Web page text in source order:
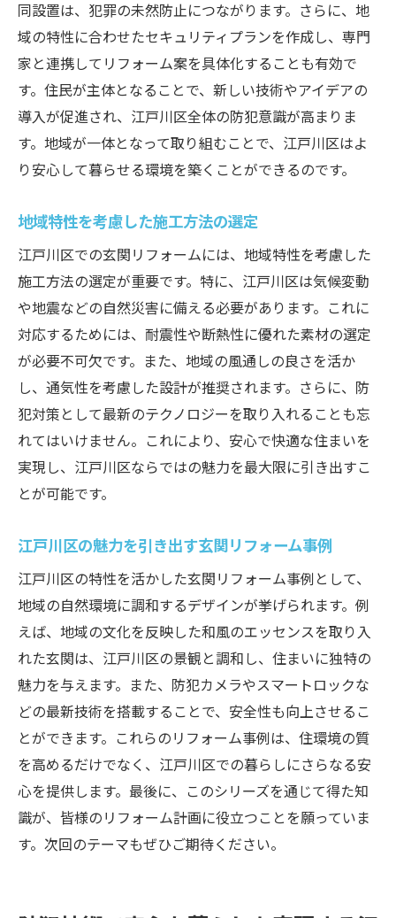
同設置は、犯罪の未然防止につながります。さらに、地
域の特性に合わせたセキュリティプランを作成し、専門
家と連携してリフォーム案を具体化することも有効で
す。住民が主体となることで、新しい技術やアイデアの
導入が促進され、江戸川区全体の防犯意識が高まりま
す。地域が一体となって取り組むことで、江戸川区はよ
り安心して暮らせる環境を築くことができるのです。
地域特性を考慮した施工方法の選定
江戸川区での玄関リフォームには、地域特性を考慮した
施工方法の選定が重要です。特に、江戸川区は気候変動
や地震などの自然災害に備える必要があります。これに
対応するためには、耐震性や断熱性に優れた素材の選定
が必要不可欠です。また、地域の風通しの良さを活か
し、通気性を考慮した設計が推奨されます。さらに、防
犯対策として最新のテクノロジーを取り入れることも忘
れてはいけません。これにより、安心で快適な住まいを
実現し、江戸川区ならではの魅力を最大限に引き出すこ
とが可能です。
江戸川区の魅力を引き出す玄関リフォーム事例
江戸川区の特性を活かした玄関リフォーム事例として、
地域の自然環境に調和するデザインが挙げられます。例
えば、地域の文化を反映した和風のエッセンスを取り入
れた玄関は、江戸川区の景観と調和し、住まいに独特の
魅力を与えます。また、防犯カメラやスマートロックな
どの最新技術を搭載することで、安全性も向上させるこ
とができます。これらのリフォーム事例は、住環境の質
を高めるだけでなく、江戸川区での暮らしにさらなる安
心を提供します。最後に、このシリーズを通じて得た知
識が、皆様のリフォーム計画に役立つことを願っていま
す。次回のテーマもぜひご期待ください。